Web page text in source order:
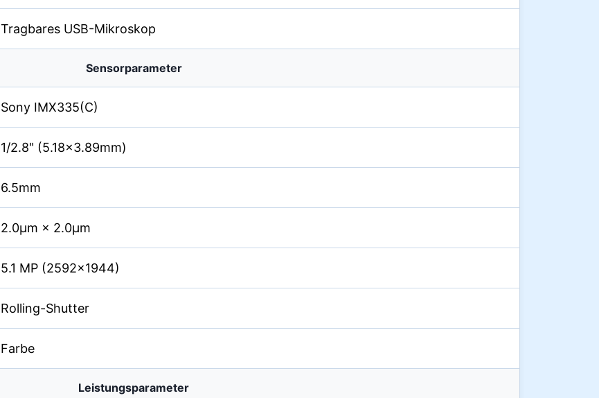
Tragbares USB-Mikroskop
Sensorparameter
Sony IMX335(C)
1/2.8" (5.18×3.89mm)
6.5mm
2.0µm × 2.0µm
5.1 MP (2592×1944)
Rolling-Shutter
Farbe
Leistungsparameter